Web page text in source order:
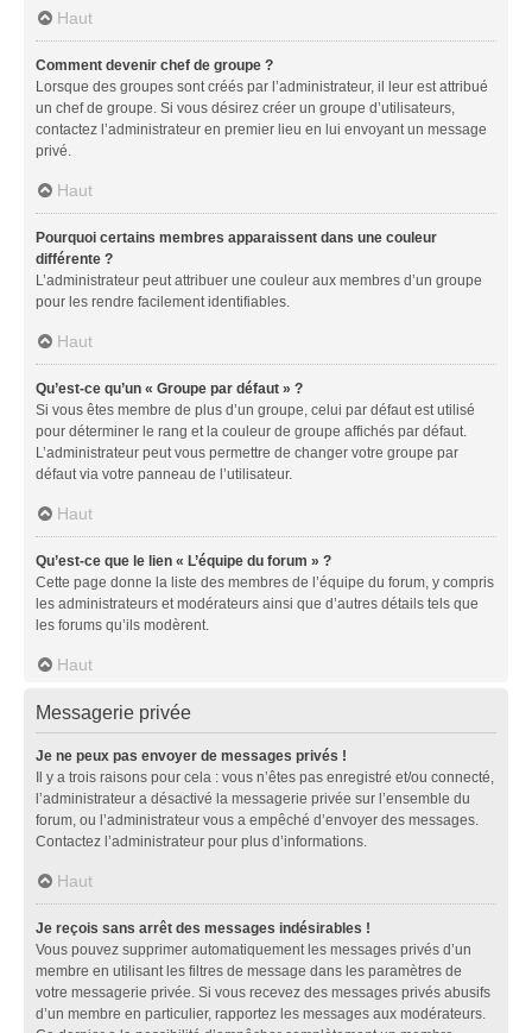
Haut
Comment devenir chef de groupe ?
Lorsque des groupes sont créés par l’administrateur, il leur est attribué
un chef de groupe. Si vous désirez créer un groupe d’utilisateurs,
contactez l’administrateur en premier lieu en lui envoyant un message
privé.
Haut
Pourquoi certains membres apparaissent dans une couleur
différente ?
L’administrateur peut attribuer une couleur aux membres d’un groupe
pour les rendre facilement identifiables.
Haut
Qu’est-ce qu’un « Groupe par défaut » ?
Si vous êtes membre de plus d’un groupe, celui par défaut est utilisé
pour déterminer le rang et la couleur de groupe affichés par défaut.
L’administrateur peut vous permettre de changer votre groupe par
défaut via votre panneau de l’utilisateur.
Haut
Qu’est-ce que le lien « L’équipe du forum » ?
Cette page donne la liste des membres de l’équipe du forum, y compris
les administrateurs et modérateurs ainsi que d’autres détails tels que
les forums qu’ils modèrent.
Haut
Messagerie privée
Je ne peux pas envoyer de messages privés !
Il y a trois raisons pour cela : vous n’êtes pas enregistré et/ou connecté,
l’administrateur a désactivé la messagerie privée sur l’ensemble du
forum, ou l’administrateur vous a empêché d’envoyer des messages.
Contactez l’administrateur pour plus d’informations.
Haut
Je reçois sans arrêt des messages indésirables !
Vous pouvez supprimer automatiquement les messages privés d’un
membre en utilisant les filtres de message dans les paramètres de
votre messagerie privée. Si vous recevez des messages privés abusifs
d’un membre en particulier, rapportez les messages aux modérateurs.